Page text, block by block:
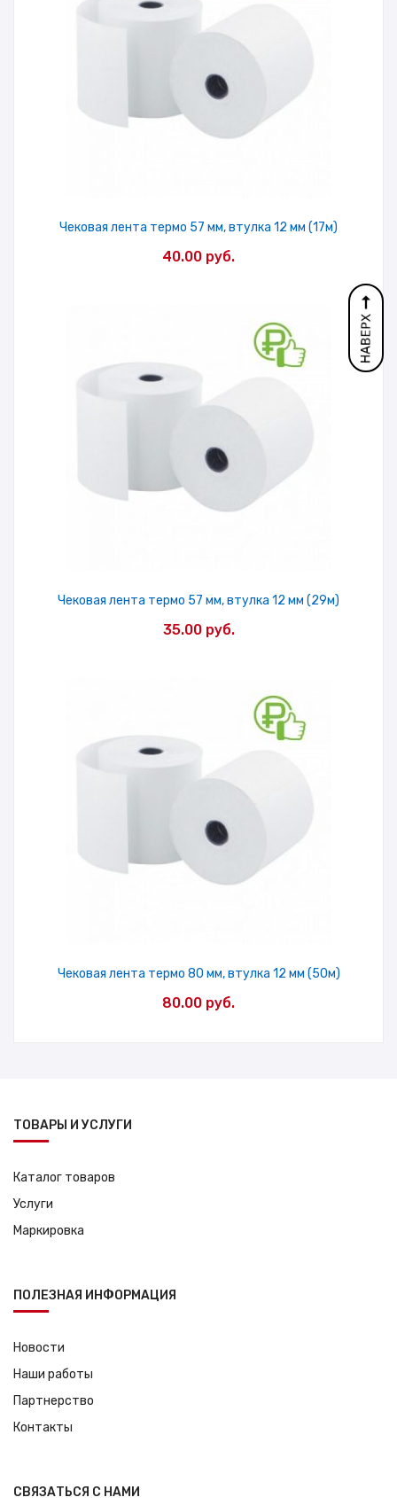
Чековая лента термо 57 мм, втулка 12 мм (17м)
40.00 руб.
Чековая лента термо 57 мм, втулка 12 мм (29м)
35.00 руб.
Чековая лента термо 80 мм, втулка 12 мм (50м)
80.00 руб.
ТОВАРЫ И УСЛУГИ
Каталог товаров
Услуги
Маркировка
ПОЛЕЗНАЯ ИНФОРМАЦИЯ
Новости
Наши работы
Партнерство
Контакты
СВЯЗАТЬСЯ С НАМИ